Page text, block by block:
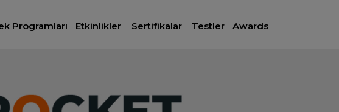
Programları Etkinlikler Sertifikalar Testler Awards